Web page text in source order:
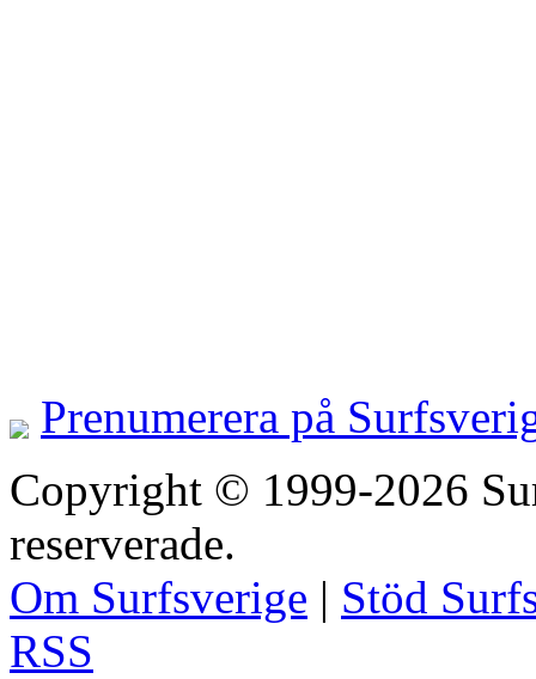
Prenumerera på
Copyright © 1999-2026
reserverade.
Om Surfsverige | Stöd
RSS